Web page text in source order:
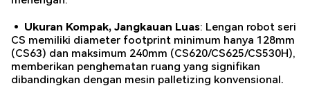
• Ukuran Kompak, Jangkauan Luas: Lengan robot seri
CS memiliki diameter footprint minimum hanya 128mm
(CS63) dan maksimum 240mm (CS620/CS625/CS530H),
memberikan penghematan ruang yang signifikan
dibandingkan dengan mesin palletizing konvensional.